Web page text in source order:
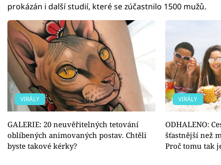
prokázán i další studií, které se zúčastnilo 1500 mužů.
VIRÁLY
GALERIE: 20 neuvěřitelných tetování
oblíbených animovaných postav. Chtěli
byste takové kérky?
VIRÁLY
ODHALENO:
šťastnější než
Proč tomu tak